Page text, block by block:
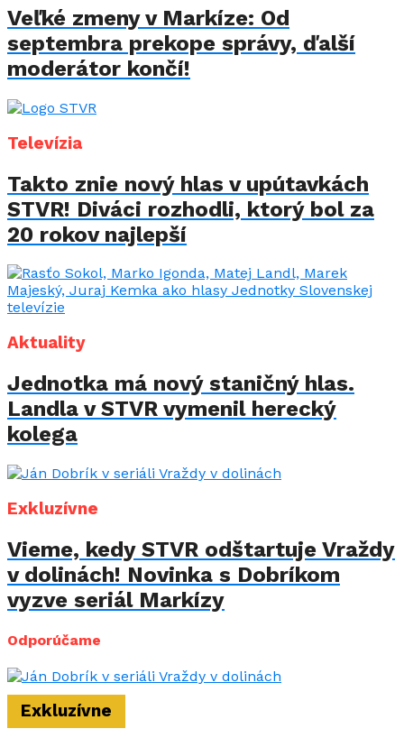
Veľké zmeny v Markíze: Od
septembra prekope správy, ďalší
moderátor končí!
Televízia
Takto znie nový hlas v upútavkách
STVR! Diváci rozhodli, ktorý bol za
20 rokov najlepší
Aktuality
Jednotka má nový staničný hlas.
Landla v STVR vymenil herecký
kolega
Exkluzívne
Vieme, kedy STVR odštartuje Vraždy
v dolinách! Novinka s Dobríkom
vyzve seriál Markízy
Odporúčame
Exkluzívne